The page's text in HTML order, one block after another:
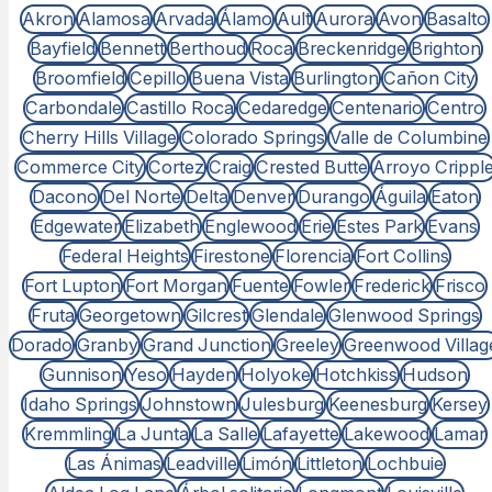
Akron Alamosa Arvada Álamo Ault Aurora Avon Basalto
Bayfield Bennett Berthoud Roca Breckenridge Brighton
Broomfield Cepillo Buena Vista Burlington Cañon City
Carbondale Castillo Roca Cedaredge Centenario Centro
Cherry Hills Village Colorado Springs Valle de Columbine
Commerce City Cortez Craig Crested Butte Arroyo
Dacono Del Norte Delta Denver Durango Águila Eaton
Edgewater Elizabeth Englewood Erie Estes Park Evans
Federal Heights Firestone Florencia Fort Collins
Fort Lupton Fort Morgan Fuente Fowler Frederick Frisco
Fruta Georgetown Gilcrest Glendale Glenwood Springs
Dorado Granby Grand Junction Greeley Greenwood
Gunnison Yeso Hayden Holyoke Hotchkiss Hudson
Idaho Springs Johnstown Julesburg Keenesburg Kersey
Kremmling La Junta La Salle Lafayette Lakewood Lamar
Las Ánimas Leadville Limón Littleton Lochbuie